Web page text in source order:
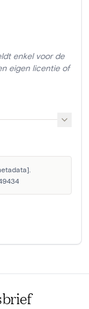
enkel voor de
eigen licentie of